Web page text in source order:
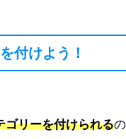
付けよう！
ゴリーを付けられる